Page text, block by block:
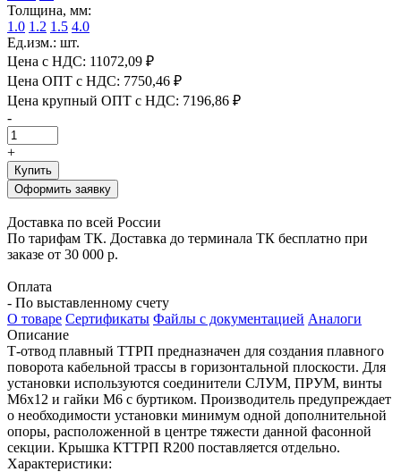
Толщина, мм:
1.0 1.2 1.5 4.0
Ед.изм.: шт.
Цена с НДС: 11072,09 ₽
Цена ОПТ с НДС: 7750,46 ₽
Цена крупный ОПТ с НДС: 7196,86 ₽
-
+
Купить
Оформить заявку
Доставка по всей России
По тарифам ТК. Доставка до терминала ТК бесплатно при
заказе от 30 000 р.
Оплата
- По выставленному счету
О товаре Сертификаты Файлы с документацией Аналоги
Описание
Т-отвод плавный ТТРП предназначен для создания плавного
поворота кабельной трассы в горизонтальной плоскости. Для
установки используются соединители СЛУМ, ПРУМ, винты
М6х12 и гайки М6 с буртиком. Производитель предупреждает
о необходимости установки минимум одной дополнительной
опоры, расположенной в центре тяжести данной фасонной
секции. Крышка КТТРП R200 поставляется отдельно.
Характеристики: